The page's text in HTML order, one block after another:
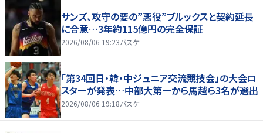
サンズ、攻守の要の”悪役”ブルックスと契約延長
に合意…3年約115億円の完全保証
2026/08/06 19:23バスケ
「第34回日・韓・中ジュニア交流競技会」の大会ロ
スターが発表…中部大第一から馬越ら3名が選出
2026/08/06 19:18バスケ